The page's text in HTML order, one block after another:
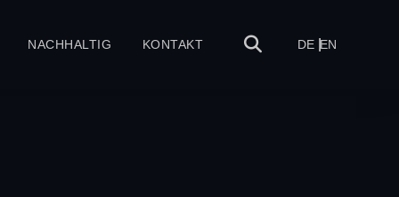
NACHHALTIG KONTAKT DE EN